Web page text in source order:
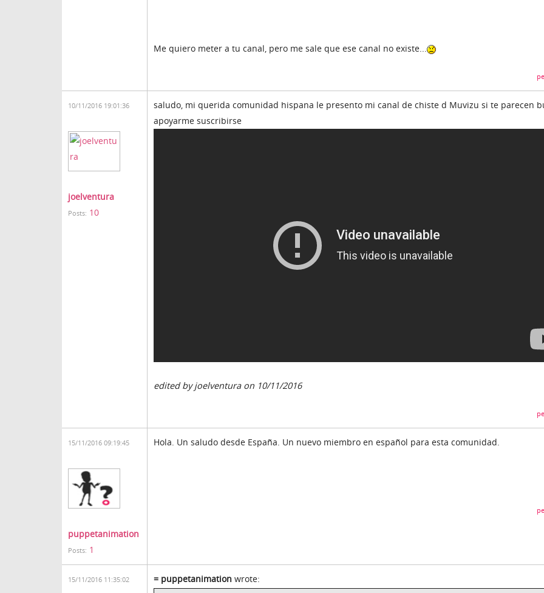
Me quiero meter a tu canal, pero me sale que ese canal no existe...
10/11/2016 19:01:36
joelventura
Posts: 10
saludo, mi querida comunidad hispana le presento mi canal de chiste d Muvizu si te parecen
apoyarme suscribirse
edited by joelventura on 10/11/2016
15/11/2016 09:19:45
puppetanimation
Posts: 1
Hola. Un saludo desde España. Un nuevo miembro en español para esta comunidad.
15/11/2016 11:35:02 = puppetanimation wrote: